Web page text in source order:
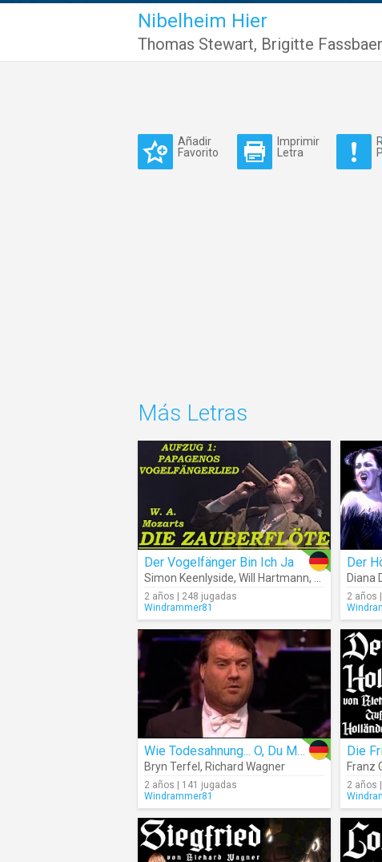
Nibelheim Hier
Thomas Stewart, Brigitte
Añadir
Favorito
Imprimir
Letra
Más Letras
Der Vogelfänger Bin Ich Ja
Simon Keenlyside, Will Hartmann, Orchestra
2 años | 248 jugadas
Windrammer81
Der
Diana
2 años
Wie Todesahnung... O, Du Mein Holder Abendstern
Bryn Terfel , Richard Wagner
2 años | 141 jugadas
Windrammer81
Die
Franz
2 años